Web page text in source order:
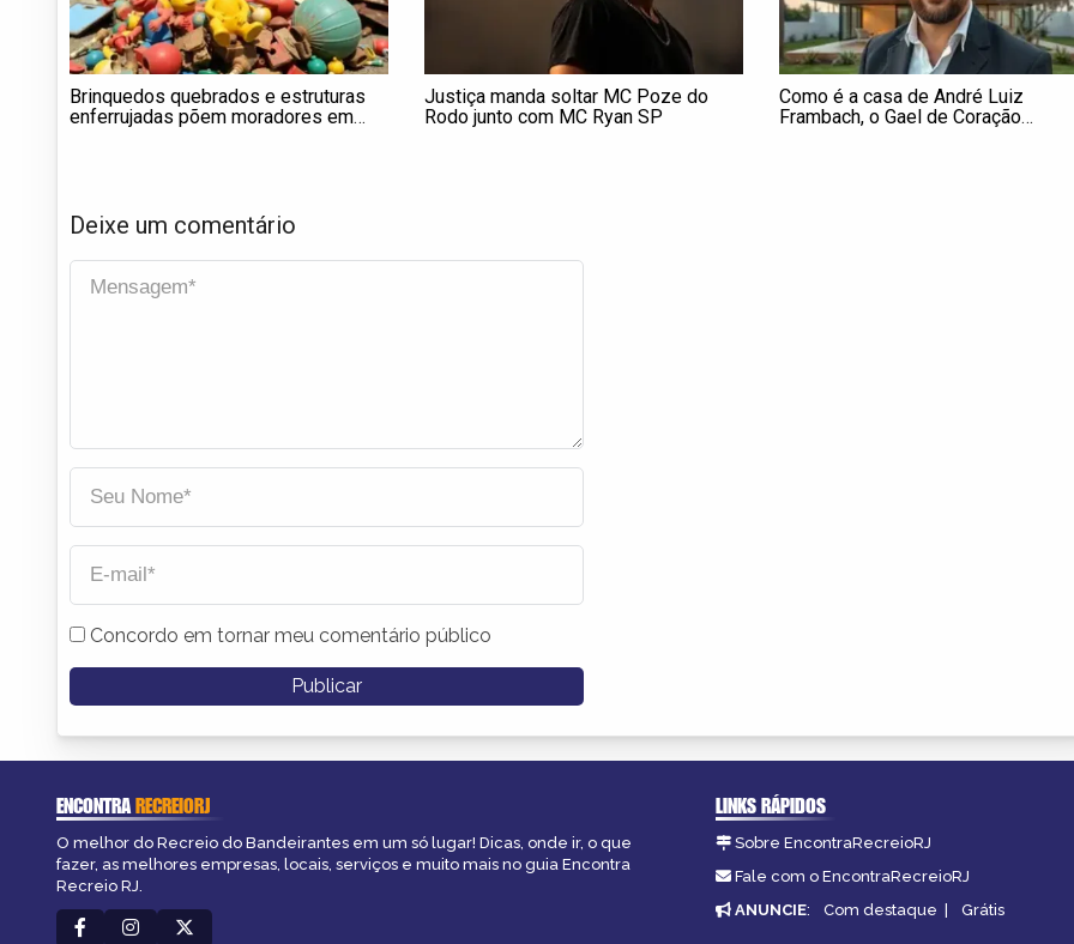
Brinquedos quebrados e estruturas
enferrujadas põem moradores em
Justiça manda soltar MC Poze do
Rodo junto com MC Ryan SP
Como é a casa de André Luiz
Frambach, o Gael de Coração
Deixe um comentário
Concordo em tornar meu comentário público
ENCONTRARECREIORJ
O melhor do Recreio do Bandeirantes em um só lugar! Dicas, onde ir, o que
fazer, as melhores empresas, locais, serviços e muito mais no guia Encontra
Recreio RJ.
LINKS RÁPIDOS
Sobre EncontraRecreioRJ
Fale com o EncontraRecreioRJ
ANUNCIE: Com destaque | Grátis